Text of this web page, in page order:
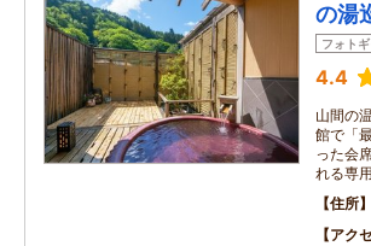
の湯
フォト
4.4
山間の
館で「
った会
れる専
住所
アク